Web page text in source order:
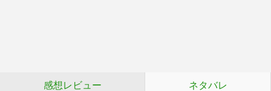
感想レビュー ネタバレ